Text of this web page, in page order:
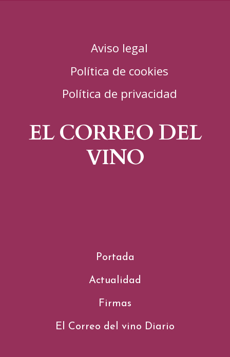
Aviso legal
Política de cookies
Política de privacidad
EL CORREO DEL
VINO
Portada
Actualidad
Firmas
El Correo del vino Diario